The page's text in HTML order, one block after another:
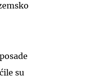
su